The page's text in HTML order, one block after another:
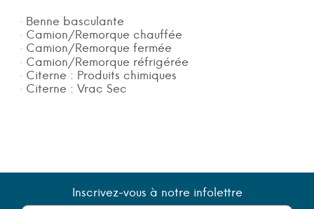
Benne basculante
Camion/Remorque chauffée
Camion/Remorque fermée
Camion/Remorque réfrigérée
Citerne : Produits chimiques
Citerne : Vrac Sec
Inscrivez-vous à notre infolettre